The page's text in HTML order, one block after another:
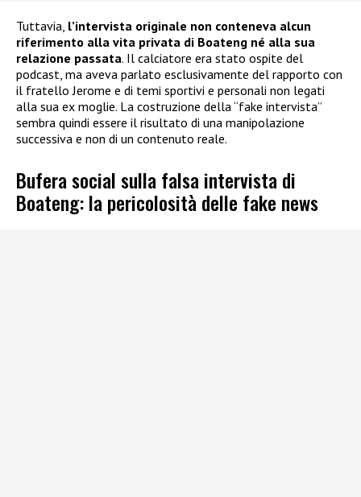
Tuttavia, l’intervista originale non conteneva alcun
riferimento alla vita privata di Boateng né alla sua
relazione passata. Il calciatore era stato ospite del
podcast, ma aveva parlato esclusivamente del rapporto con
il fratello Jerome e di temi sportivi e personali non legati
alla sua ex moglie. La costruzione della “fake intervista”
sembra quindi essere il risultato di una manipolazione
successiva e non di un contenuto reale.
Bufera social sulla falsa intervista di
Boateng: la pericolosità delle fake news